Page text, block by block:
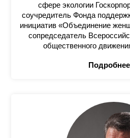
сфере экологии
соучредитель Фонда
инициатив «Объединение
сопредседатель
общественного